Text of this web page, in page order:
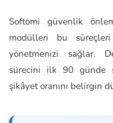
Softomi güvenlik
modülleri bu
yönetmenizi sağlar.
sürecini ilk 90 günde
şikâyet oranını belirgin